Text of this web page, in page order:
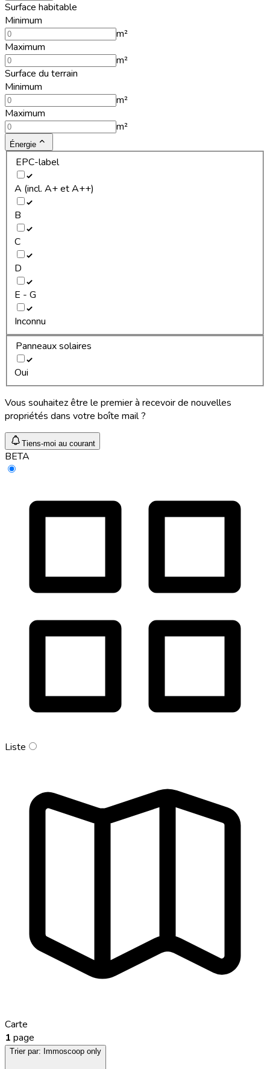
Surface habitable
Minimum
m²
Maximum
m²
Surface du terrain
Minimum
m²
Maximum
m²
Énergie
EPC-label
A (incl. A+ et A++)
B
C
D
E - G
Inconnu
Panneaux solaires
Oui
Vous souhaitez être le premier à recevoir de nouvelles
propriétés dans votre boîte mail ?
Tiens-moi au courant
BETA
Liste
Carte
1 page
Trier par: Immoscoop only